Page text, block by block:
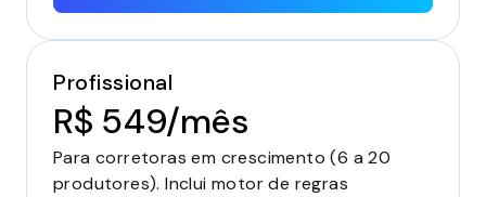
Profissional
R$ 549/mês
Para corretoras em crescimento (6 a 20
produtores). Inclui motor de regras